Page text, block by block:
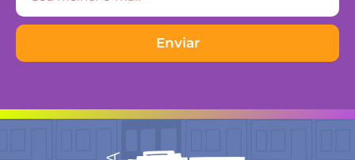
Enviar